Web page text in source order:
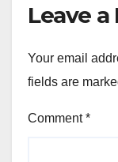
Leave a
Your email
fields are
Comment*